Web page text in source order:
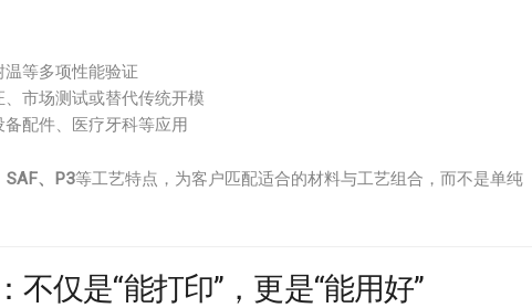
温等多项性能验证
、市场测试或替代传统开模
备配件、医疗牙科等应用
SAF、P3等工艺特点，为客户匹配适合的材料与工艺组合，而不是单纯
仅是“能打印”，更是“能用好”